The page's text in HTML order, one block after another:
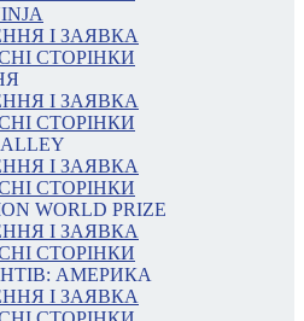
І ЗАЯВКА
СТОРІНКИ
І ЗАЯВКА
СТОРІНКИ
І ЗАЯВКА
СТОРІНКИ
WORLD PRIZE
І ЗАЯВКА
СТОРІНКИ
АМЕРИКА
І ЗАЯВКА